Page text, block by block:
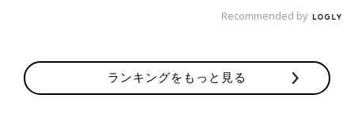
Recommended by
ランキングをもっと見る